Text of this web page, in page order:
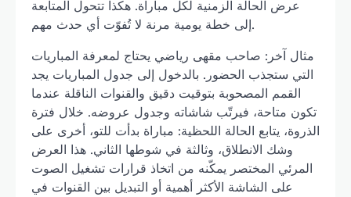
عرض الحالة الزمنية لكل مباراة. هكذا تتحول المتابعة
إلى خطة يومية مرنة لا تُفوّت أي حدث مهم.
مثال آخر: صاحب مقهى رياضي يحتاج لمعرفة المباريات
التي ستجذب الحضور. بالدخول إلى جدول المباريات يجد
القمم المصحوبة بتوقيت دقيق والقنوات الناقلة عندما
تكون متاحة، فيرتّب شاشاته وجدول عروضه. خلال فترة
الذروة، يتابع الحالة اللحظية: مباراة بدأت للتو، أخرى على
وشك الانطلاق، وثالثة في شوطها الثاني. هذا العرض
المرئي المختصر يمكّنه من اتخاذ قرارات تشغيل الصوت
على الشاشة الأكثر أهمية أو التبديل بين القنوات في